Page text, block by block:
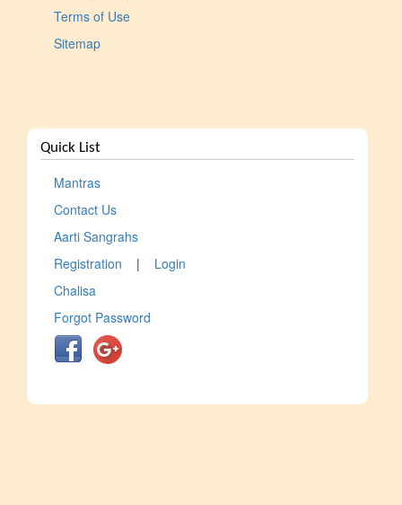
Terms of Use
Sitemap
Quick List
Mantras
Contact Us
Aarti Sangrahs
Registration | Login
Chalisa
Forgot Password